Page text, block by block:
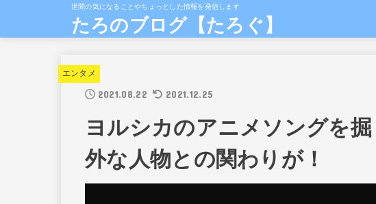
世間の気になることやちょっとした情報を発信します
たろのブログ【たろぐ】
エンタメ
2021.08.22 2021.12.25
ヨルシカのアニメソングを
外な人物との関わりが！